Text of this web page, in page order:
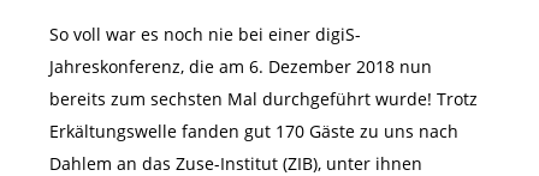
So voll war es noch nie bei einer digiS-
Jahreskonferenz, die am 6. Dezember 2018 nun
bereits zum sechsten Mal durchgeführt wurde! Trotz
Erkältungswelle fanden gut 170 Gäste zu uns nach
Dahlem an das Zuse-Institut (ZIB), unter ihnen